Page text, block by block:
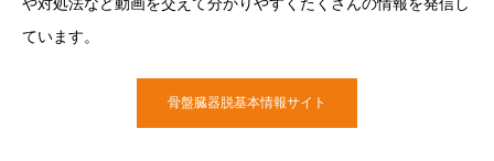
ています。
骨盤臓器脱基本情報サイト